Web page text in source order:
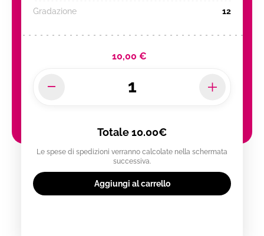
Gradazione
12
10,00 €
Totale10.00€
Le spese di spedizioni verranno calcolate nella schermata
successiva.
Aggiungi al carrello